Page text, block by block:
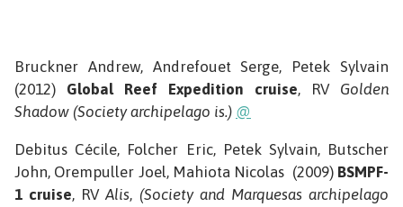
Bruckner Andrew, Andrefouet Serge, Petek Sylvain
(2012) Global Reef Expedition cruise, RV Golden
Shadow (Society archipelago is.) @
Debitus Cécile, Folcher Eric, Petek Sylvain, Butscher
John, Orempuller Joel, Mahiota Nicolas (2009) BSMPF-
1 cruise, RVAlis, (Society and Marquesas archipelago